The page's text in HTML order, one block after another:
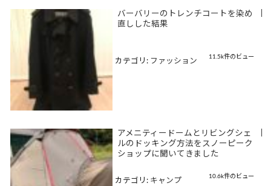
バーバリーのトレンチコートを染め
直しした結果
11.5k件のビュー
カテゴリ: ファッション
アメニティードームとリビングシェ
ルのドッキング方法をスノーピーク
ショップに聞いてきました
10.6k件のビュー
カテゴリ: キャンプ